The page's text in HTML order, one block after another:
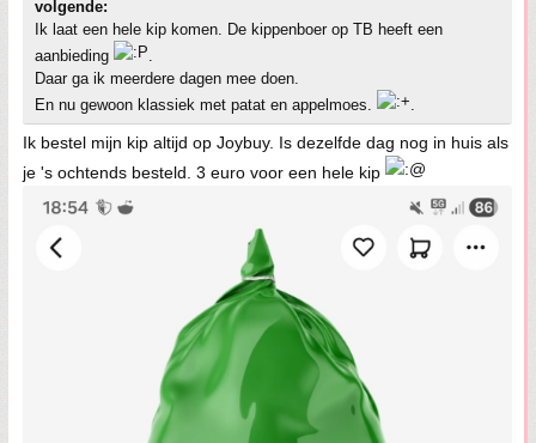
volgende:
Ik laat een hele kip komen. De kippenboer op TB heeft een
aanbieding
.
Daar ga ik meerdere dagen mee doen.
En nu gewoon klassiek met patat en appelmoes.
.
Ik bestel mijn kip altijd op Joybuy. Is dezelfde dag nog in huis als
je 's ochtends besteld. 3 euro voor een hele kip